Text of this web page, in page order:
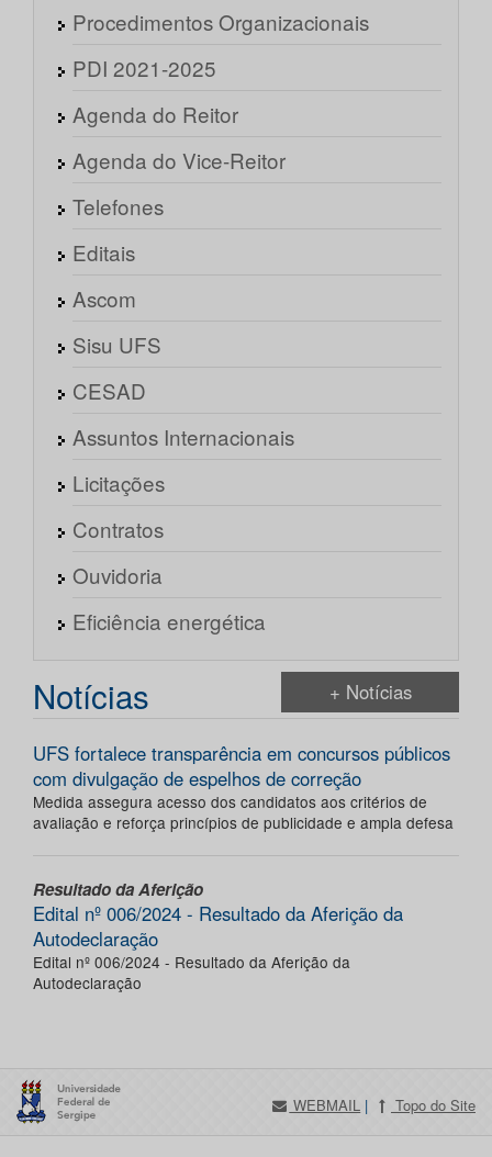
Procedimentos Organizacionais
PDI 2021-2025
Agenda do Reitor
Agenda do Vice-Reitor
Telefones
Editais
Ascom
Sisu UFS
CESAD
Assuntos Internacionais
Licitações
Contratos
Ouvidoria
Eficiência energética
Notícias + Notícias
UFS fortalece transparência em concursos públicos
com divulgação de espelhos de correção
Medida assegura acesso dos candidatos aos critérios de
avaliação e reforça princípios de publicidade e ampla defesa
Resultado da Aferição
Edital nº 006/2024 - Resultado da Aferição da
Autodeclaração
Edital nº 006/2024 - Resultado da Aferição da
Autodeclaração
WEBMAIL | Topo do Site